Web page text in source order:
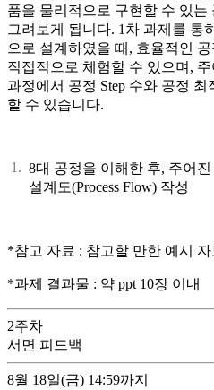
품을 물리적으로 구현할 수 있는
그려보게 됩니다. 1차 과제를 통
으로 설계하였을 때, 효율적인
직접적으로 체험할 수 있으며,
과정에서 공정 Step 수와 공정 최
할 수 있습니다.
8대 공정을 이해한 후, 주어진
설계도(Process Flow) 작성
*참고 자료 : 참고할 만한 예시
*과제 결과물 : 약 ppt 10장 이내
2주차
서면 피드백
8월 18일(금) 14:59까지